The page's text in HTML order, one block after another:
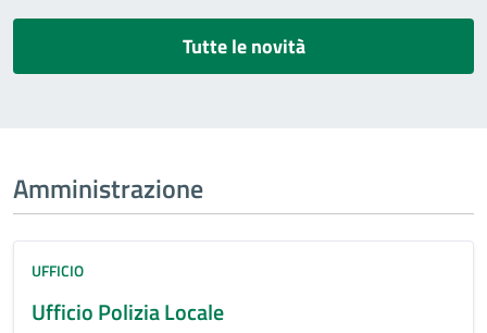
Tutte le novità
Amministrazione
UFFICIO
Ufficio Polizia Locale